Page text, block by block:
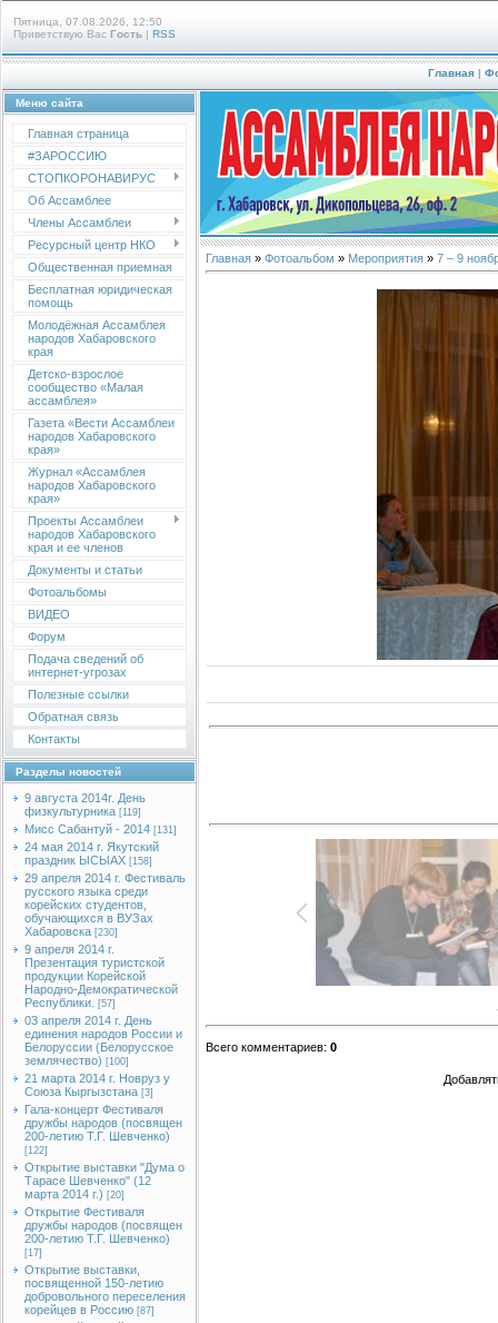
Пятница, 07.08.2026, 12:50
Приветствую Вас Гость | RSS
Главная |
Меню сайта
Главная страница
#ЗАРОССИЮ
СТОПКОРОНАВИРУС
Об Ассамблее
Члены Ассамблеи
Ресурсный центр НКО
Общественная приемная
Бесплатная юридическая
помощь
Молодёжная Ассамблея
народов Хабаровского
края
Детско-взрослое
сообщество «Малая
ассамблея»
Газета «Вести Ассамблеи
народов Хабаровского
края»
Журнал «Ассамблея
народов Хабаровского
края»
Проекты Ассамблеи
народов Хабаровского
края и ее членов
Документы и статьи
Фотоальбомы
ВИДЕО
Форум
Подача сведений об
интернет-угрозах
Полезные ссылки
Обратная связь
Контакты
Разделы новостей
9 августа 2014г. День
физкультурника [119]
Мисс Сабантуй - 2014 [131]
24 мая 2014 г. Якутский
праздник ЫСЫАХ [158]
29 апреля 2014 г. Фестиваль
русского языка среди
корейских студентов,
обучающихся в ВУЗах
Хабаровска [230]
9 апреля 2014 г.
Презентация туристской
продукции Корейской
Народно-Демократической
Республики.
[57]
03 апреля 2014 г. День
единения народов России и
Белоруссии (Белорусское
землячество) [100]
21 марта 2014 г. Новруз у
Союза Кыргызстана [3]
Гала-концерт Фестиваля
дружбы народов (посвящен
200-летию Т.Г. Шевченко)
[122]
Открытие выставки "Дума о
Тарасе Шевченко" (12
марта 2014 г.) [20]
Открытие Фестиваля
дружбы народов (посвящен
200-летию Т.Г. Шевченко)
[17]
Открытие выставки,
посвященной 150-летию
добровольного переселения
корейцев в Россию [87]
Главная » Фотоальбом » Мероприятия » 7 – 9
Всего комментариев: 0